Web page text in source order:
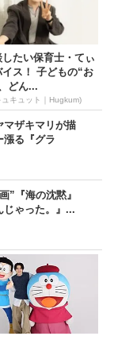
たい保育士・てぃ
ス！ 子どもの“お
どん...
ュキュット｜Hugkum)
マザキマリが描
漲る『グラ
”『海の沈黙』
じゃった。』...